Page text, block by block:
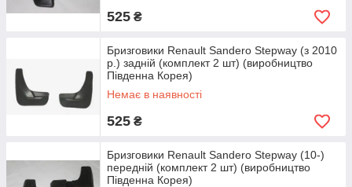
525 ₴
Бризговики Renault Sandero Stepway (з 2010
р.) задній (комплект 2 шт) (виробництво
Південна Корея)
Немає в наявності
525 ₴
Бризговики Renault Sandero Stepway (10-)
передній (комплект 2 шт) (виробництво
Південна Корея)